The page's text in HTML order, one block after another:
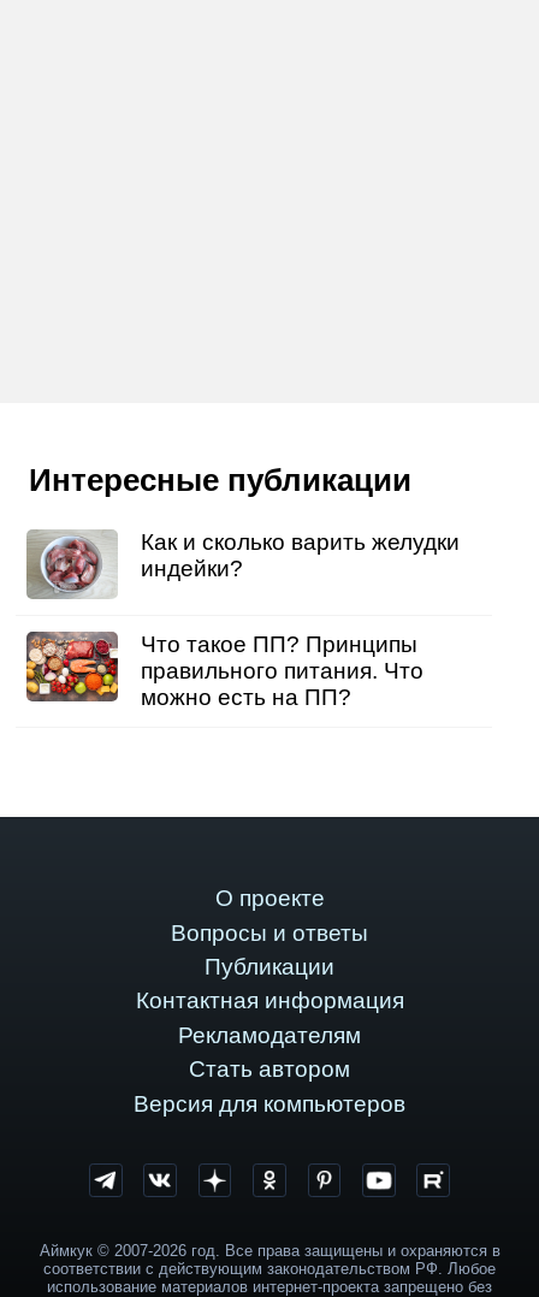
Интересные публикации
Как и сколько варить желудки
индейки?
Что такое ПП? Принципы
правильного питания. Что
можно есть на ПП?
О проекте
Вопросы и ответы
Публикации
Контактная информация
Рекламодателям
Стать автором
Версия для компьютеров
Аймкук © 2007-2026 год. Все права защищены и охраняются в
соответствии с действующим законодательством РФ. Любое
использование материалов интернет-проекта запрещено без